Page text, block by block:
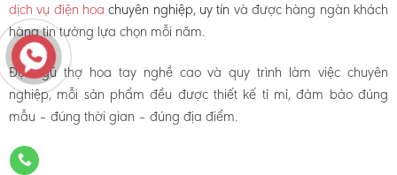
dịch vụ điện hoachuyên nghiệp, uy tín và được hàng ngàn khách
hàng tin tưởng lựa chọn mỗi năm.
Đội ngũ thợ hoa tay nghề cao và quy trình làm việc chuyên
nghiệp, mỗi sản phẩm đều được thiết kế tỉ mỉ, đảm bảo đúng
mẫu – đúng thời gian – đúng địa điểm.